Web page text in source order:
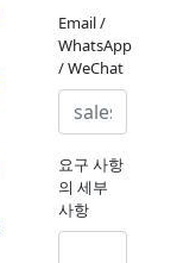
Email /
WhatsApp
/ WeChat
요구 사항
의 세부
사항